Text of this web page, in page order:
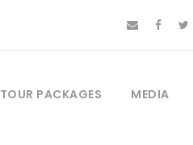
TOUR PACKAGES MEDIA